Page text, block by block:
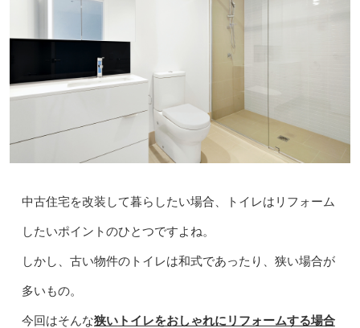
中古住宅を改装して暮らしたい場合、トイレはリフォーム
したいポイントのひとつですよね。
しかし、古い物件のトイレは和式であったり、狭い場合が
多いもの。
今回はそんな狭いトイレをおしゃれにリフォームする場合